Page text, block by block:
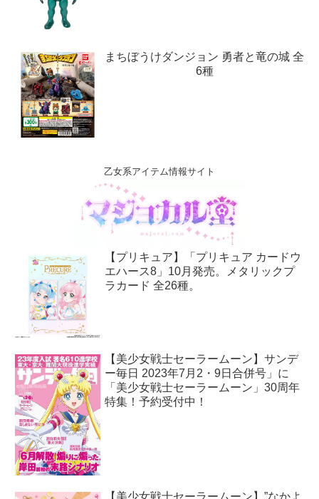
まちぼうけダンジョン 勇者と竜の城 全
6種
乙女系アイテム情報サイト
【プリキュア】「プリキュア カードウ
エハース8」10月発売。メタリックプ
ラカード 全26種。
【美少女戦士セーラームーン】サンデ
ー毎日 2023年7月2・9日合併号」に
「美少女戦士セーラームーン」30周年
特集！予約受付中！
【美少女戦士セーラームーン】”なかよ